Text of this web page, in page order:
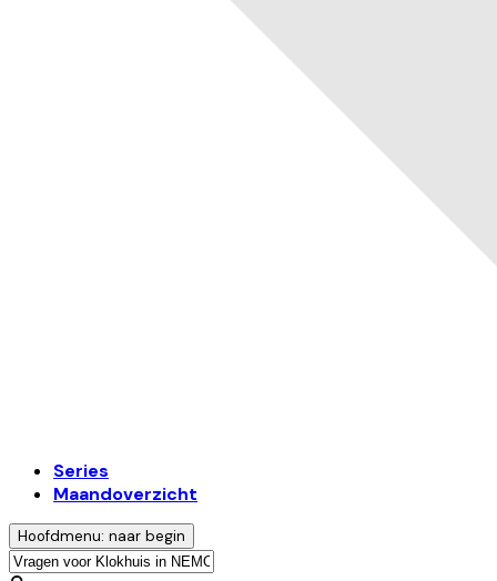
Series
Maandoverzicht
Hoofdmenu: naar begin